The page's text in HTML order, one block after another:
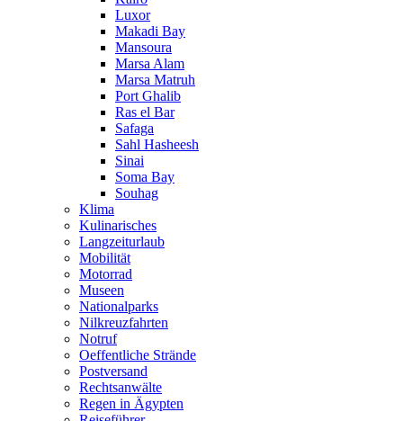
Luxor
Makadi Bay
Mansoura
Marsa Alam
Marsa Matruh
Port Ghalib
Ras el Bar
Safaga
Sahl Hasheesh
Sinai
Soma Bay
Souhag
Klima
Kulinarisches
Langzeiturlaub
Mobilität
Motorrad
Museen
Nationalparks
Nilkreuzfahrten
Notruf
Oeffentliche Strände
Postversand
Rechtsanwälte
Regen in Ägypten